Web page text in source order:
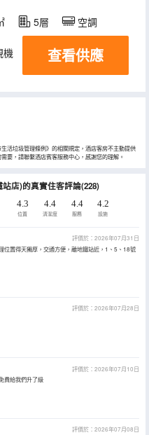
5層 空調
機 查看供應
活垃圾管理條例》的相關規定，酒店客房不主動提供
要，請聯繫酒店賓客服務中心，感謝您的理解。
店)的真實住客評論(228)
4.3
位置
4.4
清潔度
4.4
服務
4.2
設施
評價於：2026年07月31日
位置得天獨厚，交通方便，離地鐵站近，1、5、18號
評價於：2026年07月28日
評價於：2026年07月10日
費給我們升了級
評價於：2026年07月08日